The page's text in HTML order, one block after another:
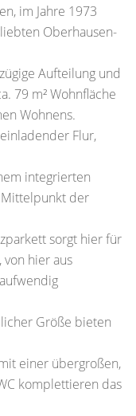
im Jahre 1973
Oberhausen-
Aufteilung und
79 m² Wohnfläche
Wohnens.
Flur,
integrierten
der
sorgt hier für
hier aus
Größe bieten
einer übergroßen,
komplettieren das